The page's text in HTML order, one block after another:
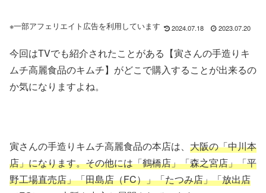
※一部アフェリエイト広告を利用しています 2024.07.18 2023.07.20
今回はTVでも紹介されたことがある【寅さんの手造りキ
ムチ高麗食品のキムチ】がどこで購入することが出来るの
か気になりますよね。
寅さんの手造りキムチ高麗食品の本店は、 大阪の「中川本
店」になります。その他には「鶴橋店」「森之宮店」「平
野工場直売店」「田島店（FC）」「たつみ店」「放出店